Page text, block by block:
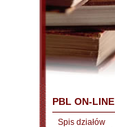
PBL ON-LINE
Spis działów